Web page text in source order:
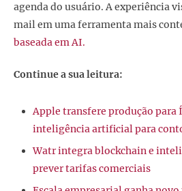
agenda do usuário. A experiência
mail em uma ferramenta mais
baseada em AI.
Continue a sua leitura:
Apple transfere produção para
inteligência artificial para
Watr integra blockchain e
prever tarifas comerciais